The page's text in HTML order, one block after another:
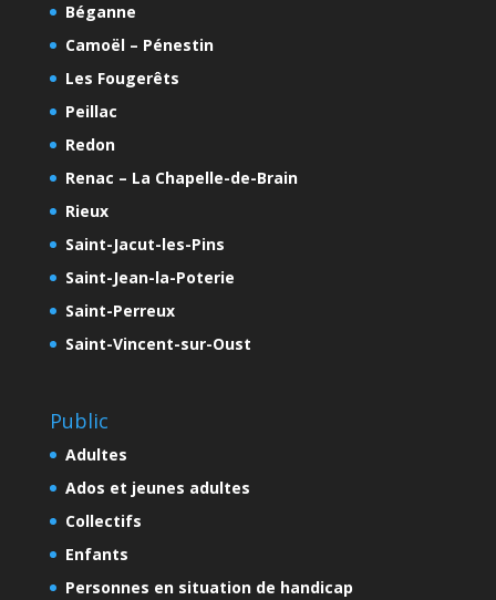
Béganne
Camoël – Pénestin
Les Fougerêts
Peillac
Redon
Renac – La Chapelle-de-Brain
Rieux
Saint-Jacut-les-Pins
Saint-Jean-la-Poterie
Saint-Perreux
Saint-Vincent-sur-Oust
Public
Adultes
Ados et jeunes adultes
Collectifs
Enfants
Personnes en situation de handicap